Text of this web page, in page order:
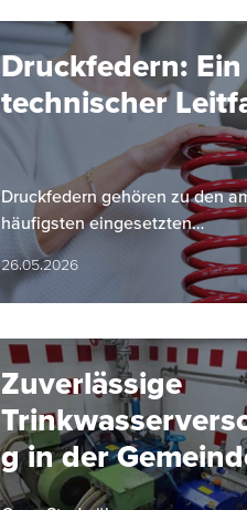
Druckfedern: Ein
technischer
Druckfedern gehören zu den
häufigsten eingesetzten
Maschinenelementen. Sie
auf, speichern diese und
kontrolliert wieder ab.…
26.05.2026
Zuverlässige
g in der
Hinterstoder